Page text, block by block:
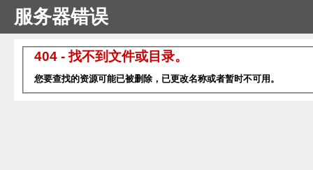
服务器错误
404 - 找不到文件或目录。
您要查找的资源可能已被删除，已更改名称或者暂时不可用。